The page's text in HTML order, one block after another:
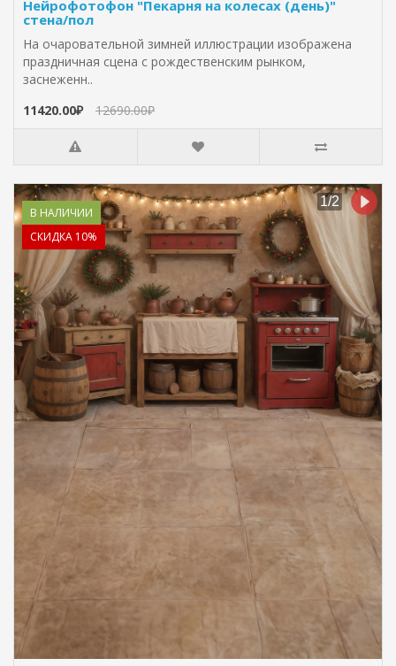
Нейрофотофон "Пекарня на колесах (день)"
стена/пол
На очаровательной зимней иллюстрации изображена
праздничная сцена с рождественским рынком,
заснеженн..
11420.00₽
12690.00₽
В НАЛИЧИИ
СКИДКА 10%